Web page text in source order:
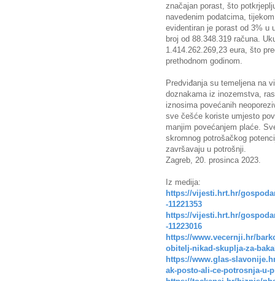
značajan porast, što
navedenim podatcima,
evidentiran je porast od 3% u
broj od 88.348.319 računa.
1.414.262.269,23 eura, što
prethodnom godinom.
Predviđanja su temeljena na
doznakama iz inozemstva,
iznosima povećanih
sve češće koriste umjesto
manjim povećanjem plaće.
skromnog potrošačkog
završavaju u potrošnji.
Zagreb, 20. prosinca 2023.
Iz medija:
https://vijesti.hrt.hr/
-11221353
https://vijesti.hrt.hr/
-11223016
https://www.vecernji.hr/
obitelj-nikad-skuplja-za-
https://www.glas-
ak-posto-ali-ce-potrosnja-u-